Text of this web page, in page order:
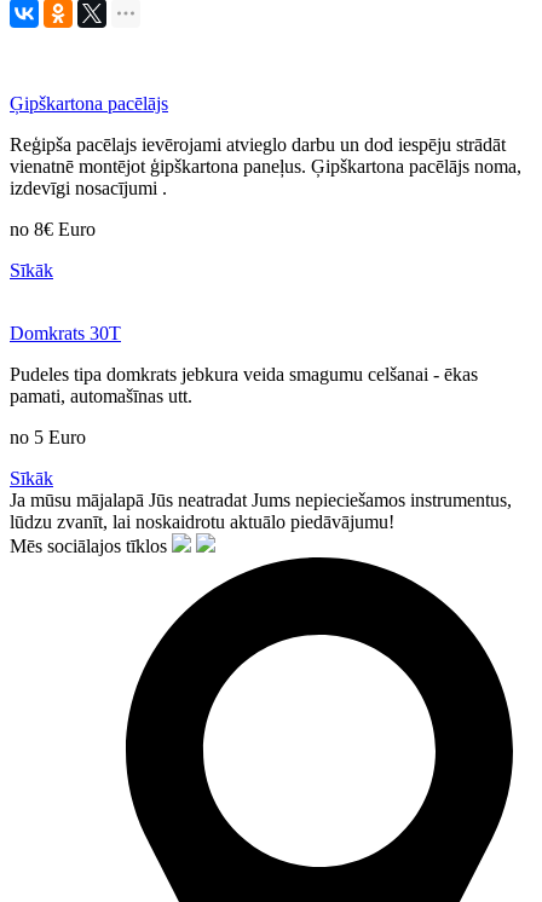
Ģipškartona pacēlājs
Reģipša pacēlajs ievērojami atvieglo darbu un dod iespēju strādāt
vienatnē montējot ģipškartona paneļus. Ģipškartona pacēlājs noma,
izdevīgi nosacījumi .
no 8€ Euro
Sīkāk
Domkrats 30T
Pudeles tipa domkrats jebkura veida smagumu celšanai - ēkas
pamati, automašīnas utt.
no 5 Euro
Sīkāk
Ja mūsu mājalapā Jūs neatradat Jums nepieciešamos instrumentus,
lūdzu zvanīt, lai noskaidrotu aktuālo piedāvājumu!
Mēs sociālajos tīklos